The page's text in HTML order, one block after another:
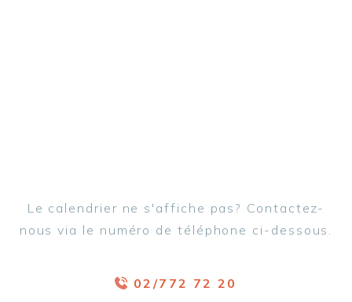
Le calendrier ne s'affiche pas? Contactez-
nous via le numéro de téléphone ci-dessous.
02/772 72 20